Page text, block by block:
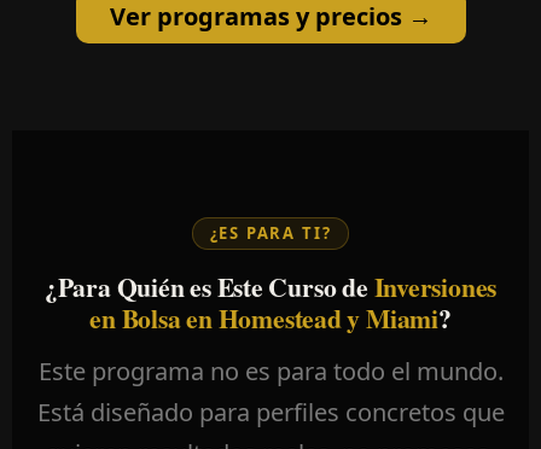
Ver programas y precios →
¿ES PARA TI?
¿Para Quién es Este Curso deInversiones
en Bolsa en Homestead y Miami?
Este programa no es para todo el mundo.
Está diseñado para perfiles concretos que